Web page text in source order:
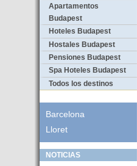
Apartamentos
Budapest
Hoteles Budapest
Hostales Budapest
Pensiones Budapest
Spa Hoteles Budapest
Todos los destinos
Barcelona
Lloret
NOTICIAS